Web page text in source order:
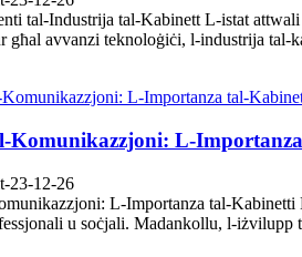
tal-Industrija tal-Kabinett L-istat
għal avvanzi teknoloġiċi, l-industrija
Komunikazzjoni: L-
23-12-26
L-Importanza tal-
u soċjali. Madankollu, l-